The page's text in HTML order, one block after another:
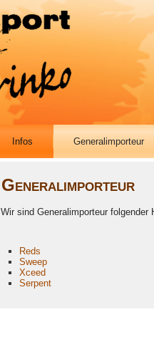
Infos Generalimporteur
Generalimporteur
Wir sind Generalimporteur folgender
Reds
Sweep
Xceed
Serpent